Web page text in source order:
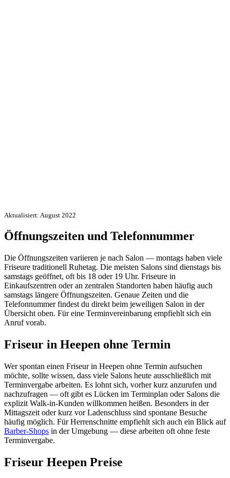
Aktualisiert: August 2022
Öffnungszeiten und Telefonnummer
Die Öffnungszeiten variieren je nach Salon — montags haben viele
Friseure traditionell Ruhetag. Die meisten Salons sind dienstags bis
samstags geöffnet, oft bis 18 oder 19 Uhr. Friseure in
Einkaufszentren oder an zentralen Standorten haben häufig auch
samstags längere Öffnungszeiten. Genaue Zeiten und die
Telefonnummer findest du direkt beim jeweiligen Salon in der
Übersicht oben. Für eine Terminvereinbarung empfiehlt sich ein
Anruf vorab.
Friseur in Heepen ohne Termin
Wer spontan einen Friseur in Heepen ohne Termin aufsuchen
möchte, sollte wissen, dass viele Salons heute ausschließlich mit
Terminvergabe arbeiten. Es lohnt sich, vorher kurz anzurufen und
nachzufragen — oft gibt es Lücken im Terminplan oder Salons die
explizit Walk-in-Kunden willkommen heißen. Besonders in der
Mittagszeit oder kurz vor Ladenschluss sind spontane Besuche
häufig möglich. Für Herrenschnitte empfiehlt sich auch ein Blick auf
Barber-Shops in der Umgebung — diese arbeiten oft ohne feste
Terminvergabe.
Friseur Heepen Preise